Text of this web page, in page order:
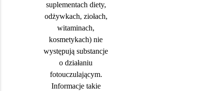
suplementach diety,
odżywkach, ziołach,
witaminach,
kosmetykach) nie
występują substancje
o działaniu
fotouczulającym.
Informacje takie